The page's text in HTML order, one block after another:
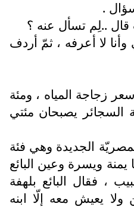
.
قال ..لِم تسأل عنه ؟
وأنا لا أعرفه ، ثمّ أردف
زجاجة المياه ، ومئة
يصبحان مئتي
الجديدة وهي فئة
يمنة ويسرة وعين البائع
، فقال البائع بلهفة
يعيش معه إلّا ابنه